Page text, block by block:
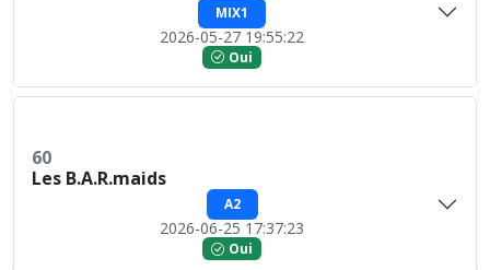
MIX1
2026-05-27 19:55:22
Oui
60
Les B.A.R.maids
A2
2026-06-25 17:37:23
Oui